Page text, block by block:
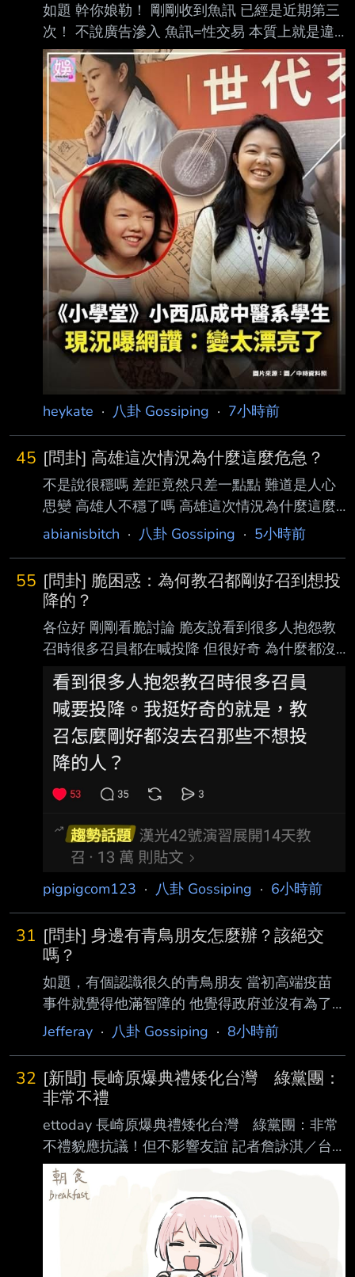
http://imgur.com/boBaGPo
http://imgur.com/JaZZkNa --
如題 幹你娘勒！ 剛剛收到魚訊 已經是近期第三
次！ 不說廣告滲入 魚訊=性交易 本質上就是違
法的 幹你娘到底要不要管一下啊！？ 我如果再
收到魚訊 老子直接去消費！ 耖雞掰勒！ 有沒有
卦？ ----- Sent from JPTT on my Xiaomi
M2103K19G. -- https://i.mopix.cc/NRU3Hs.jpg
https://imgur.com/V4YRox8
https://imgur.com/HPRZx1o
https://imgur.com/tlA9AWW https
heykate · 八卦 Gossiping · 7小時前
45 [問卦] 高雄這次情況為什麼這麼危急？
不是說很穩嗎 差距竟然只差一點點 難道是人心
思變 高雄人不穩了嗎 高雄這次情況為什麼這麼
危險？ --
abianisbitch · 八卦 Gossiping · 5小時前
55 [問卦] 脆困惑：為何教召都剛好召到想投
降的？
各位好 剛剛看脆討論 脆友說看到很多人抱怨教
召時很多召員都在喊投降 但很好奇 為什麼都沒
去召那些不想投降的？
https://i.mopix.cc/r0yUKU.jpg 我也挺好奇的 脆
上一堆被教召的都罵罵咧咧的 還一堆人都說要
投降 但怎麼都沒看到主戰派的？ 是都剛好沒被
召到？ --
pigpigcom123 · 八卦 Gossiping · 6小時前
31 [問卦] 身邊有青鳥朋友怎麼辦？該絕交
嗎？
如題，有個認識很久的青鳥朋友 當初高端疫苗
事件就覺得他滿智障的 他覺得政府並沒有為了
圖利高端 阻攔國外疫苗採購 政府自己買不到國
白做很爛 並不是政治鬥爭 政院不斷釋憲是因為
藍白毀憲亂政 但當我提到憲法訴訟法大法官釋
憲案 大法官5人就開會時 他突然就沉默了 然後
他也支持廢死跟人本的那套理念 問他那其他人
的權益是否也要保護 就開始跳針說他們的人權
理念沒錯 問他人本怎麼不派老師親自教？ 他會
說人本自己都缺老師 不然就說他們只是民間團
體，沒什麼權力 卻要一直被罵，權責不對
Jefferay · 八卦 Gossiping · 8小時前
32 [新聞] 長崎原爆典禮矮化台灣 綠黨團：
非常不禮
ettoday 長崎原爆典禮矮化台灣 綠黨團：非常
不禮貌應抗議！但不影響友誼 記者詹詠淇／台
北報導 由於長崎市政府將我方代表團座位區安
排在使節團區域外，因此駐日代表李逸洋和公使
均 未出席，改由福岡分處長陳銘俊代表參加，
以示抗議。不過外交部則稱，座位區域鄰接使
節團區、未受到區隔，相關安排較去年已有進